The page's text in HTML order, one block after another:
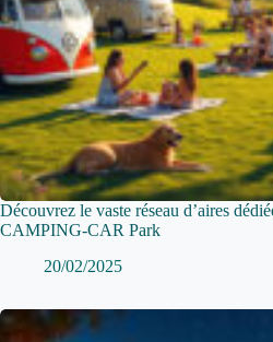
Découvrez le vaste réseau d’aires
CAMPING-CAR Park
20/02/2025